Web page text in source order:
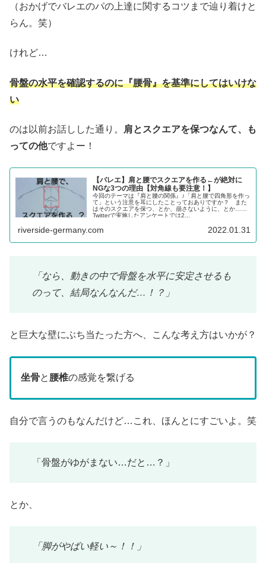
（おかげでバレエのパの上達に関するコツまで辿り着けと
らん。笑）
けれど…
骨盤の水平を確認するのに『腰骨』を基準にしてはいけな
い
のは以前お話しした通り。
肩とスクエアを保つなんて、も
っての他ですよー！
【バレエ】肩と腰でスクエアを作る←が絶対に
NGな3つの理由【対角線も要注意！】
今回のテーマは『肩と腰の関係』♪「肩と腰で四角形を作っ
て」という注意を耳にしたことっておありですか？ また
はそのスクエアを保つ、とか、崩さないように、とか…。
Twitterで実施したアンケートでは2...
riverside-germany.com 2022.01.31
「なら、動きの中で骨盤を水平に安定させるも
のって、結局なんなんだ…！？」
と巨大な壁にぶち当たった方へ、こんな考え方はいかが？
坐骨と 腰椎の感覚を繋げる
自分で言うのもなんだけど…これ、ほんとにすごいよ。笑
「骨盤がゆがまない…だと…？」
とか、
「脚がやばい軽い～！！」